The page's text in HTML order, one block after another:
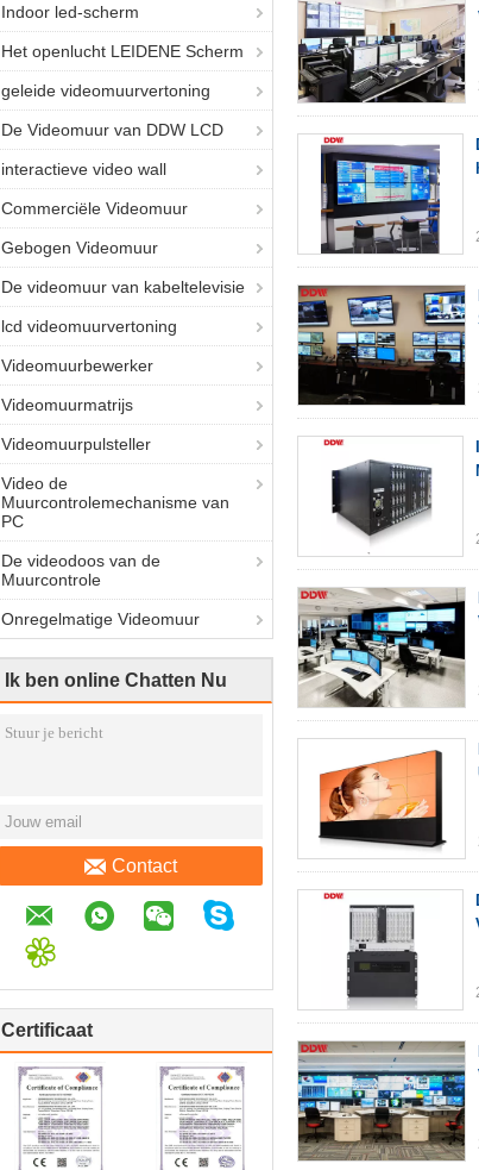
Indoor led-scherm
Het openlucht LEIDENE Scherm
geleide videomuurvertoning
De Videomuur van DDW LCD
interactieve video wall
Commerciële Videomuur
Gebogen Videomuur
De videomuur van kabeltelevisie
lcd videomuurvertoning
Videomuurbewerker
Videomuurmatrijs
Videomuurpulsteller
Video de
Muurcontrolemechanisme van
PC
De videodoos van de
Muurcontrole
Onregelmatige Videomuur
Ik ben online Chatten Nu
Contact
Certificaat